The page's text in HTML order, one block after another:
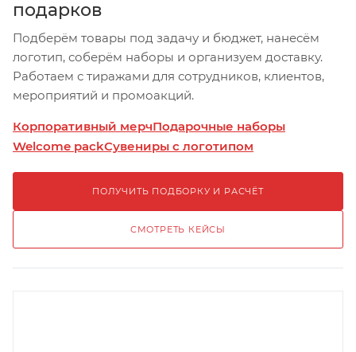
подарков
Подберём товары под задачу и бюджет, нанесём
логотип, соберём наборы и организуем доставку.
Работаем с тиражами для сотрудников, клиентов,
мероприятий и промоакций.
Корпоративный мерчПодарочные наборы
Welcome packСувениры с логотипом
ПОЛУЧИТЬ ПОДБОРКУ И РАСЧЁТ
СМОТРЕТЬ КЕЙСЫ